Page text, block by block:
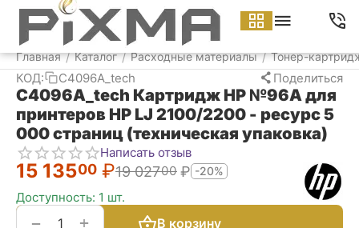
Главная / Каталог / Расходные материалы / Тонер-
КОД: C4096A_tech Поделиться
C4096A_tech Картридж HP №96A для
принтеров HP LJ 2100/2200 - ресурс 5
000 страниц (техническая упаковка)
Написать отзыв
15 13500 ₽19 02700 ₽ -20%
Доступность: 1 шт.
+
− В корзину
Меню Найти Корзина Аккаунт